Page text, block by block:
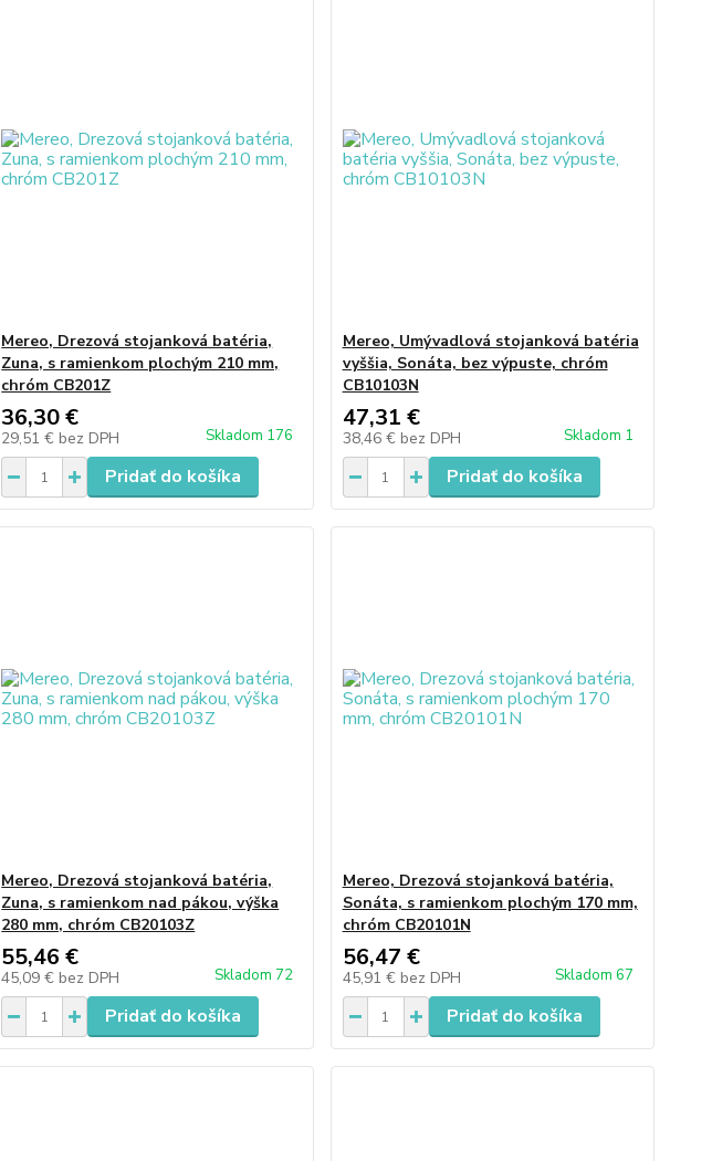
Mereo, Drezová stojanková batéria,
Zuna, s ramienkom plochým 210 mm,
chróm CB201Z
36,30 €
29,51 € bez DPH Skladom 176
Pridať do košíka
Mereo, Umývadlová stojanková batéria
vyššia, Sonáta, bez výpuste, chróm
CB10103N
47,31 €
38,46 € bez DPH Skladom 1
Pridať do košíka
Mereo, Drezová stojanková batéria,
Zuna, s ramienkom nad pákou, výška
280 mm, chróm CB20103Z
55,46 €
45,09 € bez DPH Skladom 72
Pridať do košíka
Mereo, Drezová stojanková batéria,
Sonáta, s ramienkom plochým 170 mm,
chróm CB20101N
56,47 €
45,91 € bez DPH Skladom 67
Pridať do košíka